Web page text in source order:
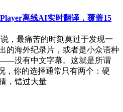
离线AI实时翻译，覆盖15
，最痛苦的时刻莫过于发现一
的海外纪录片，或者是小众语种
没有中文字幕。这就是所谓
，你的选择通常只有两个：硬
，错过大量